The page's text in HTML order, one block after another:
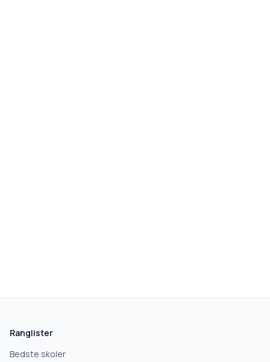
Hvad leder du efter?
Grundskole
Ranglister
Bedste skoler